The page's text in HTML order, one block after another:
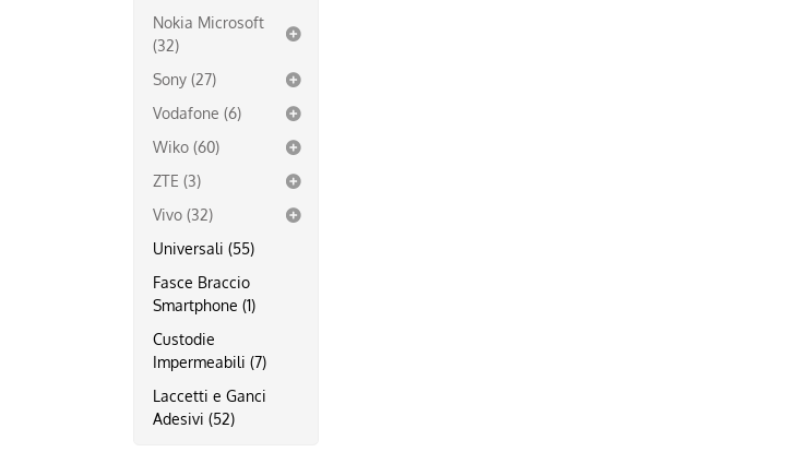
Nokia Microsoft
(32)
Sony (27)
Vodafone (6)
Wiko (60)
ZTE (3)
Vivo (32)
Universali (55)
Fasce Braccio
Smartphone (1)
Custodie
Impermeabili (7)
Laccetti e Ganci
Adesivi (52)